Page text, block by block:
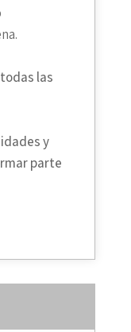
las
y
parte